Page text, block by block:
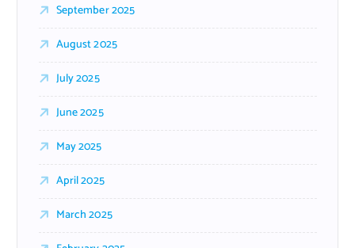
September 2025
August 2025
July 2025
June 2025
May 2025
April 2025
March 2025